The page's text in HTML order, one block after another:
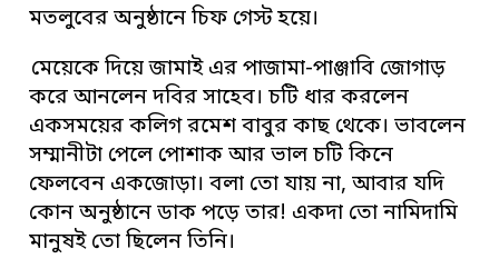
মতলুবের অনুষ্ঠানে চিফ গেস্ট হয়ে।
মেয়েকে দিয়ে জামাই এর পাজামা-পাঞ্জাবি জোগাড়
করে আনলেন দবির সাহেব। চটি ধার করলেন
একসময়ের কলিগ রমেশ বাবুর কাছ থেকে। ভাবলেন
সম্মানীটা পেলে পোশাক আর ভাল চটি কিনে
ফেলবেন একজোড়া। বলা তো যায় না, আবার যদি
কোন অনুষ্ঠানে ডাক পড়ে তার! একদা তো নামিদামি
মানুষই তো ছিলেন তিনি।